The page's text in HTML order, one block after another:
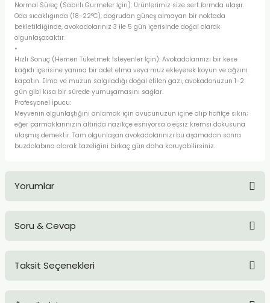
Normal Süreç (Sabırlı Gurmeler İçin): Ürünlerimiz size sert formda ulaşır.
Oda sıcaklığında (18-22°C), doğrudan güneş almayan bir noktada
bekletildiğinde, avokadolarınız 3 ile 5 gün içerisinde doğal olarak
olgunlaşacaktır.
•
Hızlı Sonuç (Hemen Tüketmek İsteyenler İçin): Avokadolarınızı bir kese
kağıdı içerisine yanına bir adet elma veya muz ekleyerek koyun ve ağzını
kapatın. Elma ve muzun salgıladığı doğal etilen gazı, avokadonuzun 1-2
gün gibi kısa bir sürede yumuşamasını sağlar.
Profesyonel İpucu:
Meyvenin olgunlaştığını anlamak için avucunuzun içine alıp hafifçe sıkın;
eğer parmaklarınızın altında nazikçe esniyorsa o eşsiz kremsi dokusuna
ulaşmış demektir. Tam olgunlaşan avokadolarınızı bu aşamadan sonra
buzdolabına alarak tazeliğini birkaç gün daha koruyabilirsiniz.
Yorumlar
Soru & Cevap
Taksit Seçenekleri